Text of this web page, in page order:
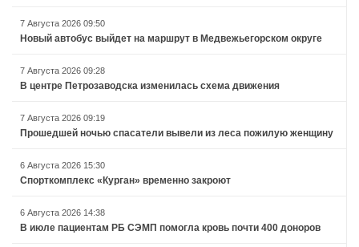
7 Августа 2026 09:50
Новый автобус выйдет на маршрут в Медвежьегорском округе
7 Августа 2026 09:28
В центре Петрозаводска изменилась схема движения
7 Августа 2026 09:19
Прошедшей ночью спасатели вывели из леса пожилую женщину
6 Августа 2026 15:30
Спорткомплекс «Курган» временно закроют
6 Августа 2026 14:38
В июле пациентам РБ СЭМП помогла кровь почти 400 доноров